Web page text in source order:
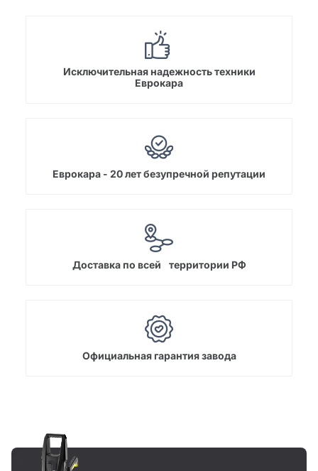
Исключительная надежность техники
Еврокара
Еврокара - 20 лет безупречной репутации
Доставка по всей территории РФ
Официальная гарантия завода